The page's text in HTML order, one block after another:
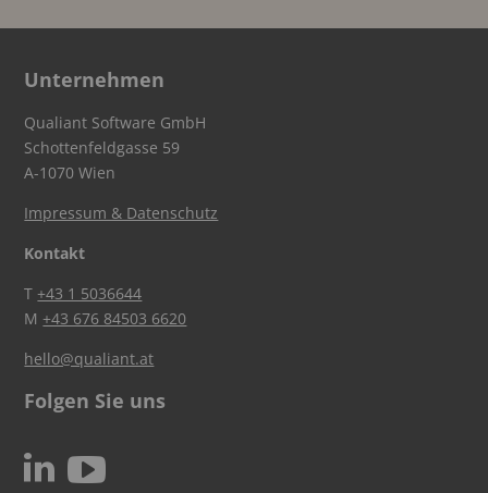
Unternehmen
Qualiant Software GmbH
Schottenfeldgasse 59
A-1070 Wien
Impressum & Datenschutz
Kontakt
T+43 1 5036644
M+43 676 84503 6620
hello@qualiant.at
Folgen Sie uns
N c